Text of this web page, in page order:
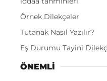
Örnek Dilekçeler
Tutanak Nasıl Yazılır?
Eş Durumu Tayini
ÖNEMLI